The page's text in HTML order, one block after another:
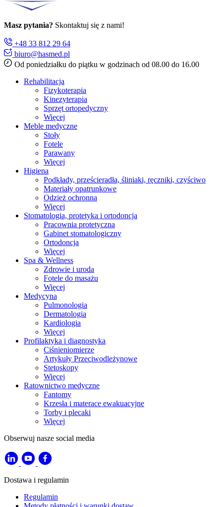
Masz pytania? Skontaktuj się z nami!
+48 33 812 29 64
biuro@hasmed.pl
Od poniedziałku do piątku w godzinach od 08.00 do 16.00
Rehabilitacja
Fizykoterapia
Kinezyterapia
Sprzęt ortopedyczny
Więcej
Meble medyczne
Stoły
Fotele
Parawany
Więcej
Higiena
Podkłady, prześcieradła, śliniaki, ręczniki, czyściwo
Materiały opatrunkowe
Odzież ochronna
Więcej
Stomatologia, protetyka i ortodoncja
Pracownia protetyczna
Gabinet stomatologiczny
Ortodoncja
Więcej
Spa & Wellness
Zdrowie i uroda
Fotele do masażu
Więcej
Medycyna
Pulmonologia
Dermatologia
Kardiologia
Więcej
Profilaktyka i diagnostyka
Ciśnieniomierze
Artykuły Przeciwodleżynowe
Stetoskopy
Więcej
Ratownictwo medyczne
Fantomy
Krzesła i materace ewakuacyjne
Torby i plecaki
Więcej
Obserwuj nasze social media
Dostawa i regulamin
Regulamin